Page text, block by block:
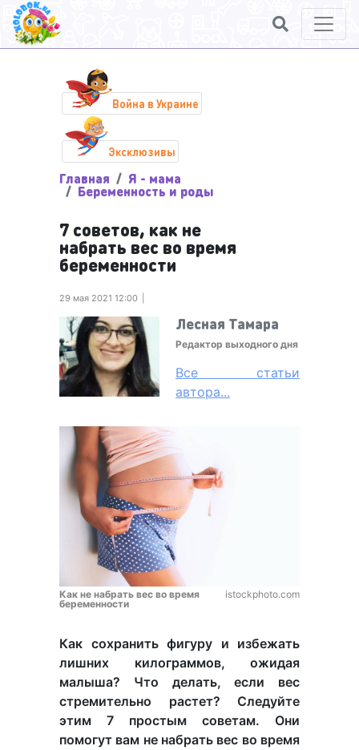
Война в Украине
Эксклюзивы
Главная Я - мама
Беременность и роды
7 советов, как не
набрать вес во время
беременности
29 мая 2021 12:00
Лесная Тамара
Редактор выходного дня
Все статьи
автора...
Как не набрать вес во время
беременности
istockphoto.com
Как сохранить фигуру и избежать
лишних килограммов, ожидая
малыша? Что делать, если вес
стремительно растет? Следуйте
этим 7 простым советам. Они
помогут вам не набрать вес во время